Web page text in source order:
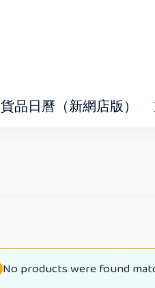
貨品日曆（新網店版）
No products were found